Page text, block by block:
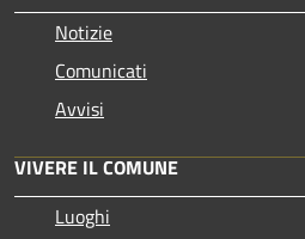
Notizie
Comunicati
Avvisi
VIVERE IL COMUNE
Luoghi